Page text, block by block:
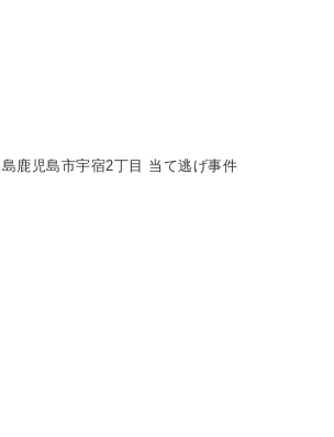
島鹿児島市宇宿2丁目 当て逃げ事件